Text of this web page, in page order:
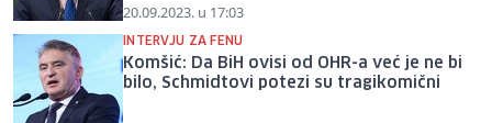
20.09.2023. u 17:03
INTERVJU ZA FENU
Komšić: Da BiH ovisi od OHR-a već je ne bi
bilo, Schmidtovi potezi su tragikomični